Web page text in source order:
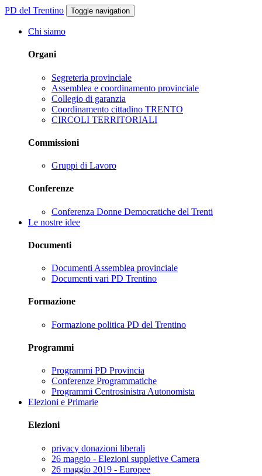
PD del Trentino Toggle navigation
Chi siamo
Organi
Segreteria provinciale
Assemblea e coordinamento provinciale
Collegio di garanzia
Coordinamento cittadino TRENTO
CIRCOLI TERRITORIALI
Commissioni
Gruppi di Lavoro
Conferenze
Conferenza Donne Democratiche del Trenti
Le nostre idee
Documenti
Documenti Assemblea provinciale
Documenti vari PD Trentino
Formazione
Formazione politica PD del Trentino
Programmi
Programmi PD Provincia
Conferenze Programmatiche
Programmi Centrosinistra Autonomista
Elezioni e Primarie
Elezioni
privacy donazioni liberali
26 maggio - Elezioni suppletive Camera
26 maggio 2019 - Europee